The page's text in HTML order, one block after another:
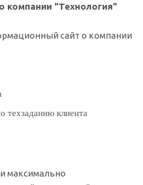
компании "Технология"
сайт о компании
техзаданию клиента
максимально